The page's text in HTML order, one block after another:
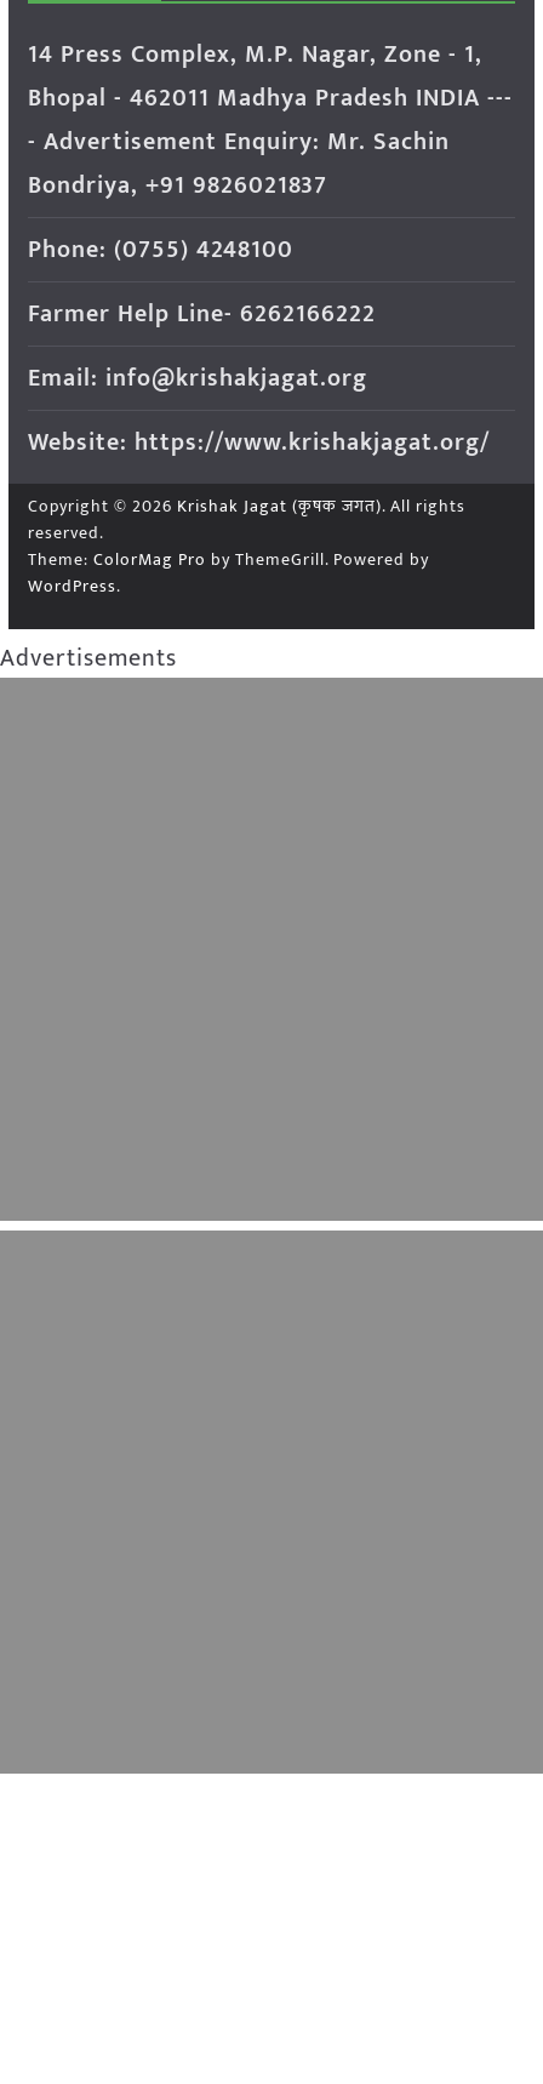
14 Press Complex, M.P. Nagar, Zone - 1,
Bhopal - 462011 Madhya Pradesh INDIA ---
- Advertisement Enquiry: Mr. Sachin
Bondriya, +91 9826021837
Phone: (0755) 4248100
Farmer Help Line- 6262166222
Email: info@krishakjagat.org
Website: https://www.krishakjagat.org/
Copyright © 2026 Krishak Jagat (कृषक जगत). All rights
reserved.
Theme: ColorMag Pro by ThemeGrill. Powered by
WordPress.
Advertisements